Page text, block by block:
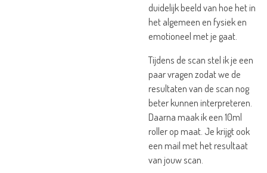
duidelijk beeld van hoe het in
het algemeen en fysiek en
emotioneel met je gaat.
Tijdens de scan stel ik je een
paar vragen zodat we de
resultaten van de scan nog
beter kunnen interpreteren.
Daarna maak ik een 10ml
roller op maat. Je krijgt ook
een mail met het resultaat
van jouw scan.